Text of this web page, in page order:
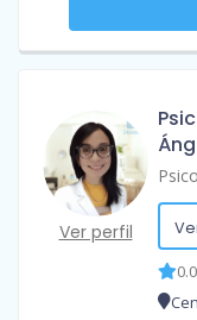
Ver perfil